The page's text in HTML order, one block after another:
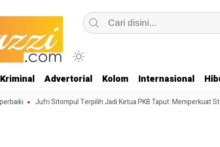
Kriminal Advertorial Kolom Internasional
Jufri Sitompul Terpilih Jadi Ketua PKB Taput: Memperkuat Struktur